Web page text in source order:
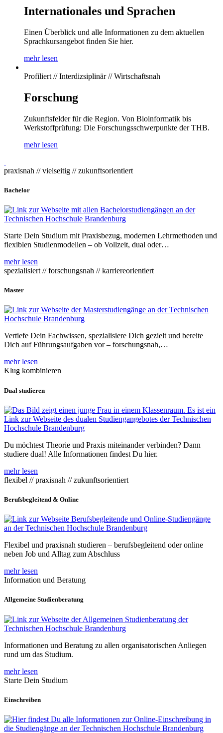
Internationales und Sprachen
Einen Überblick und alle Informationen zu dem aktuellen
Sprachkursangebot finden Sie hier.
mehr lesen
Profiliert // Interdizsiplinär // Wirtschaftsnah
Forschung
Zukunftsfelder für die Region. Von Bioinformatik bis
Werkstoffprüfung: Die Forschungsschwerpunkte der THB.
mehr lesen
praxisnah // vielseitig // zukunftsorientiert
Bachelor
Starte Dein Studium mit Praxisbezug, modernen Lehrmethoden und
flexiblen Studienmodellen – ob Vollzeit, dual oder…
mehr lesen
spezialisiert // forschungsnah // karriereorientiert
Master
Vertiefe Dein Fachwissen, spezialisiere Dich gezielt und bereite
Dich auf Führungsaufgaben vor – forschungsnah,…
mehr lesen
Klug kombinieren
Dual studieren
Du möchtest Theorie und Praxis miteinander verbinden? Dann
studiere dual! Alle Informationen findest Du hier.
mehr lesen
flexibel // praxisnah // zukunftsorientiert
Berufsbegleitend & Online
Flexibel und praxisnah studieren – berufsbegleitend oder online
neben Job und Alltag zum Abschluss
mehr lesen
Information und Beratung
Allgemeine Studienberatung
Informationen und Beratung zu allen organisatorischen Anliegen
rund um das Studium.
mehr lesen
Starte Dein Studium
Einschreiben